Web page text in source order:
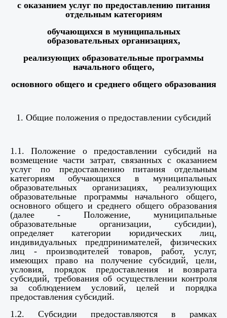
с оказанием услуг по предоставлению питания
отдельным категориям
обучающихся в муниципальных
образовательных организациях,
реализующих образовательные программы
начального общего,
основного общего и среднего общего образования
1. Общие положения о предоставлении субсидий
1.1. Положение о предоставлении субсидий на
возмещение части затрат, связанных с оказанием
услуг по предоставлению питания отдельным
категориям обучающихся в муниципальных
образовательных организациях, реализующих
образовательные программы начального общего,
основного общего и среднего общего образования
(далее - Положение, муниципальные
образовательные организации, субсидии),
определяет категории юридических лиц,
индивидуальных предпринимателей, физических
лиц - производителей товаров, работ, услуг,
имеющих право на получение субсидий, цели,
условия, порядок предоставления и возврата
субсидий, требования об осуществлении контроля
за соблюдением условий, целей и порядка
предоставления субсидий.
1.2. Субсидии предоставляются в рамках